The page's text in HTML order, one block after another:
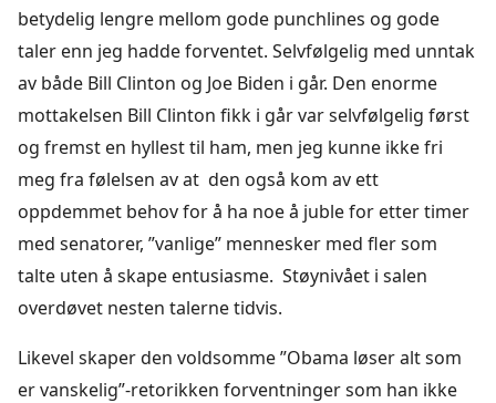
betydelig lengre mellom gode punchlines og gode
taler enn jeg hadde forventet. Selvfølgelig med unntak
av både Bill Clinton og Joe Biden i går. Den enorme
mottakelsen Bill Clinton fikk i går var selvfølgelig først
og fremst en hyllest til ham, men jeg kunne ikke fri
meg fra følelsen av at den også kom av ett
oppdemmet behov for å ha noe å juble for etter timer
med senatorer, ”vanlige” mennesker med fler som
talte uten å skape entusiasme. Støynivået i salen
overdøvet nesten talerne tidvis.
Likevel skaper den voldsomme ”Obama løser alt som
er vanskelig”-retorikken forventninger som han ikke